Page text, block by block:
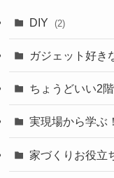
DIY (2)
ガジェット好き
ちょうどいい2
実現場から学ぶ
家づくりお役立